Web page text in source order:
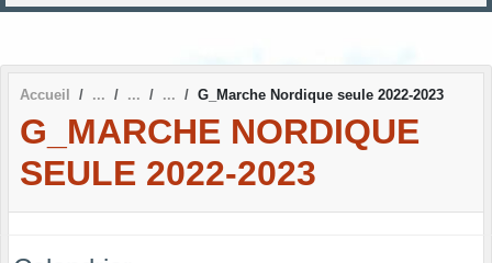
Accueil G_Marche Nordique seule 2022-2023
G_MARCHE NORDIQUE
SEULE 2022-2023